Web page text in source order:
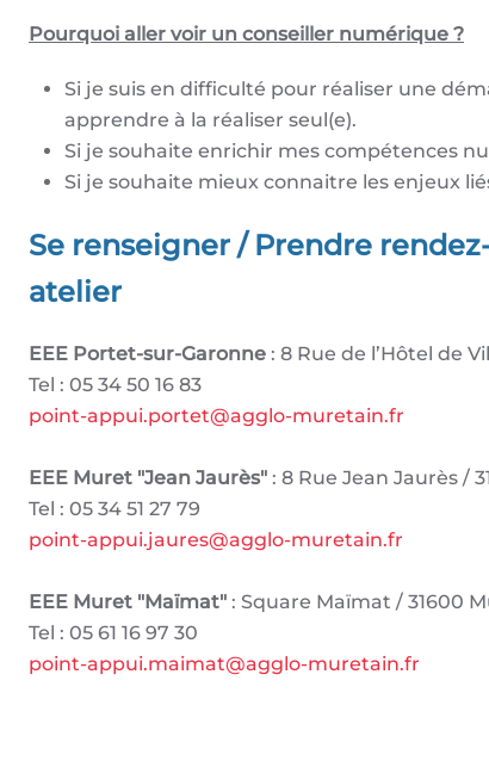
Pourquoi aller voir un conseiller numérique ?
Si je suis en difficulté pour réaliser une
apprendre à la réaliser seul(e).
Si je souhaite enrichir mes compétences
Si je souhaite mieux connaitre les enjeux
Se renseigner / Prendre
atelier
EEE Portet-sur-Garonne : 8 Rue de l’Hôtel de
Tel : 05 34 50 16 83
point-appui.portet@agglo-muretain.fr
EEE Muret "Jean Jaurès" : 8 Rue Jean Jaurès /
Tel : 05 34 51 27 79
point-appui.jaures@agglo-muretain.fr
EEE Muret "Maïmat" : Square Maïmat / 31600
Tel : 05 61 16 97 30
point-appui.maimat@agglo-muretain.fr